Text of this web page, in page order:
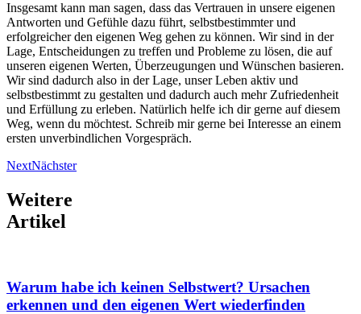
Insgesamt kann man sagen, dass das Vertrauen in unsere eigenen
Antworten und Gefühle dazu führt, selbstbestimmter und
erfolgreicher den eigenen Weg gehen zu können. Wir sind in der
Lage, Entscheidungen zu treffen und Probleme zu lösen, die auf
unseren eigenen Werten, Überzeugungen und Wünschen basieren.
Wir sind dadurch also in der Lage, unser Leben aktiv und
selbstbestimmt zu gestalten und dadurch auch mehr Zufriedenheit
und Erfüllung zu erleben. Natürlich helfe ich dir gerne auf diesem
Weg, wenn du möchtest. Schreib mir gerne bei Interesse an einem
ersten unverbindlichen Vorgespräch.
NextNächster
Weitere
Artikel
Warum habe ich keinen Selbstwert? Ursachen
erkennen und den eigenen Wert wiederfinden